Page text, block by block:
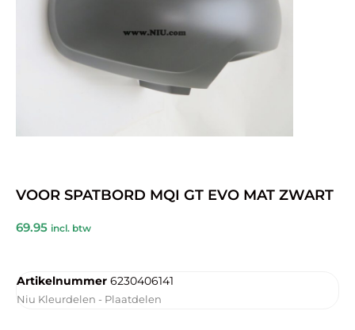
VOOR SPATBORD MQI GT EVO MAT ZWART
69.95 incl. btw
Artikelnummer 6230406141
Niu Kleurdelen - Plaatdelen